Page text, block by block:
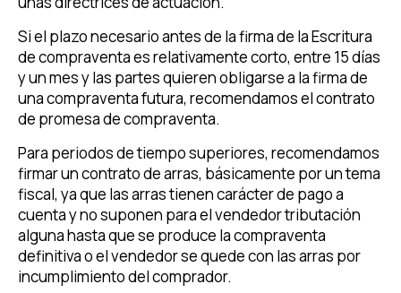
Si el plazo necesario antes de la firma de la Escritura
de compraventa es relativamente corto, entre 15 días
y un mes y las partes quieren obligarse a la firma de
una compraventa futura, recomendamos el contrato
de promesa de compraventa.
Para periodos de tiempo superiores, recomendamos
firmar un contrato de arras, básicamente por un tema
fiscal, ya que las arras tienen carácter de pago a
cuenta y no suponen para el vendedor tributación
alguna hasta que se produce la compraventa
definitiva o el vendedor se quede con las arras por
incumplimiento del comprador.